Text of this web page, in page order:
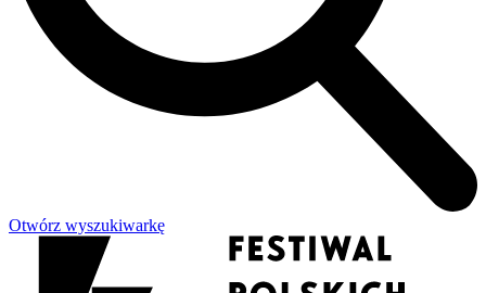
Otwórz wyszukiwarkę